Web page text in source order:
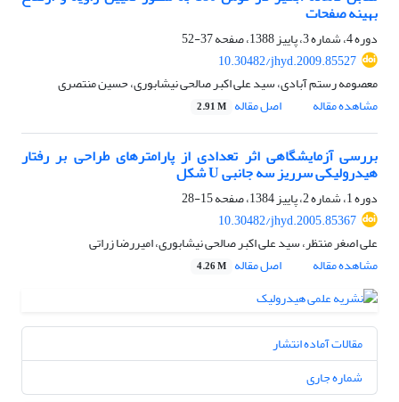
بهینه صفحات
دوره 4، شماره 3، پاییز 1388، صفحه
37-52
10.30482/jhyd.2009.85527
معصومه رستم آبادی، سید علی اکبر صالحی نیشابوری، حسین منتصری
مشاهده مقاله
اصل مقاله 2.91 M
بررسی آزمایشگاهی اثر تعدادی از پارامترهای طراحی بر رفتار
هیدرولیکی سرریز سه جانبی U شکل
دوره 1، شماره 2، پاییز 1384، صفحه
15-28
10.30482/jhyd.2005.85367
علی اصغر منتظر، سید علی اکبر صالحی نیشابوری، امیررضا زراتی
مشاهده مقاله
اصل مقاله 4.26 M
مقالات آماده انتشار
شماره جاری